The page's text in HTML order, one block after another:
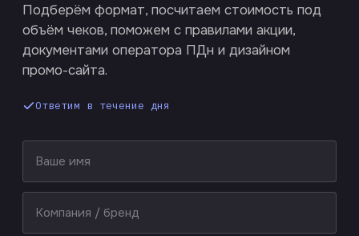
Подберём формат, посчитаем стоимость под
объём чеков, поможем с правилами акции,
документами оператора ПДн и дизайном
промо-сайта.
Ответим в течение дня